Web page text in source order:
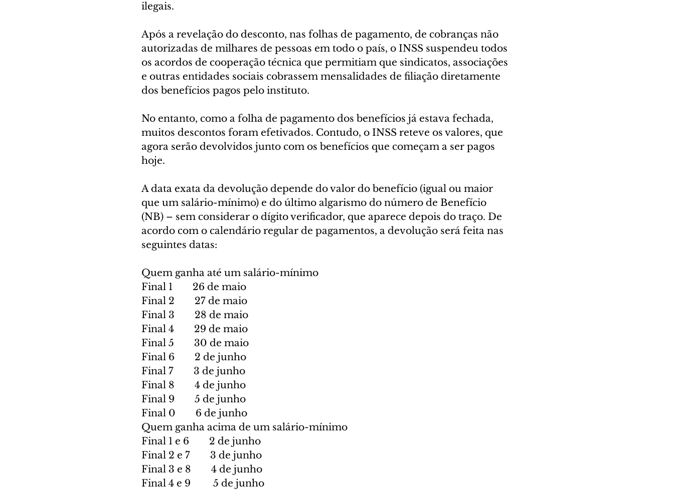
ilegais.
Após a revelação do desconto, nas folhas de pagamento, de cobranças não
autorizadas de milhares de pessoas em todo o país, o INSS suspendeu todos
os acordos de cooperação técnica que permitiam que sindicatos, associações
e outras entidades sociais cobrassem mensalidades de filiação diretamente
dos benefícios pagos pelo instituto.
No entanto, como a folha de pagamento dos benefícios já estava fechada,
muitos descontos foram efetivados. Contudo, o INSS reteve os valores, que
agora serão devolvidos junto com os benefícios que começam a ser pagos
hoje.
A data exata da devolução depende do valor do benefício (igual ou maior
que um salário-mínimo) e do último algarismo do número de Benefício
(NB) – sem considerar o dígito verificador, que aparece depois do traço. De
acordo com o calendário regular de pagamentos, a devolução será feita nas
seguintes datas:
Quem ganha até um salário-mínimo
Final 1    26 de maio
Final 2    27 de maio
Final 3    28 de maio
Final 4    29 de maio
Final 5    30 de maio
Final 6    2 de junho
Final 7    3 de junho
Final 8    4 de junho
Final 9    5 de junho
Final 0    6 de junho
Quem ganha acima de um salário-mínimo
Final 1 e 6    2 de junho
Final 2 e 7    3 de junho
Final 3 e 8    4 de junho
Final 4 e 9     5 de junho